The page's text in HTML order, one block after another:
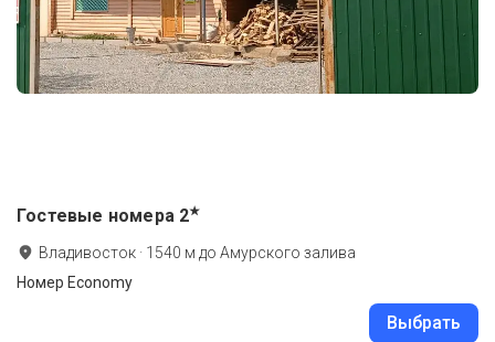
Гостевые номера 2★
Владивосток · 1540 м до Амурского залива
Номер Economy
Выбрать